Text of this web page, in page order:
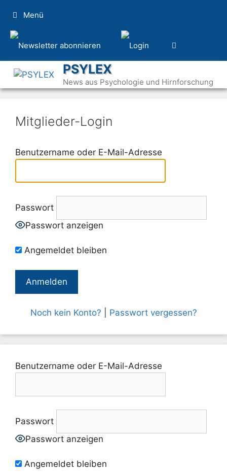
Inhalt
springen
Menü
PSYLEX
News aus Psychologie und Hirnforschung
Mitglieder-Login
Benutzername oder E-Mail-Adresse
Passwort
Passwort anzeigen
Angemeldet bleiben
Noch kein Konto? Passwort vergessen?
Benutzername oder E-Mail-Adresse
Passwort
Passwort anzeigen
Angemeldet bleiben